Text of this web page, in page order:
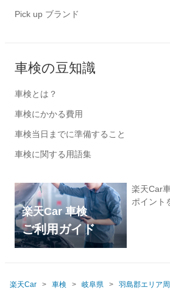
Pick up ブランド
車検の豆知識
車検とは？
車検にかかる費用
車検当日までに準備すること
車検に関する用語集
楽天Car 車検
ご利用ガイド
楽天Car
ポイント
楽天Car 車検 岐阜県
羽島郡エリア